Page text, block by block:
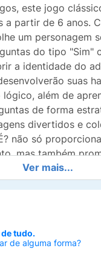
este jogo
a partir de 6 anos.
um personagem
do tipo "Sim"
a identidade do
suas
além de
de forma
divertidos e
não só proporciona
mas também
e o pensamento
Reúna a turma,
jogo é a escolha
inesquecíveis.
Ver mais...
tudo.
de alguma forma?